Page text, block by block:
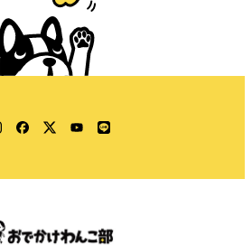
Instagram
Facebook
TwitterYouTube
LINE